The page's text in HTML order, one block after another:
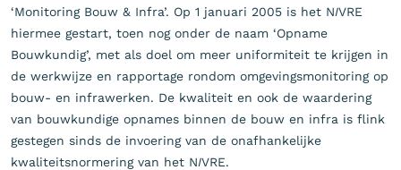
‘Monitoring Bouw & Infra’. Op 1 januari 2005 is het NIVRE
hiermee gestart, toen nog onder de naam ‘Opname
Bouwkundig’, met als doel om meer uniformiteit te krijgen in
de werkwijze en rapportage rondom omgevingsmonitoring op
bouw- en infrawerken. De kwaliteit en ook de waardering
van bouwkundige opnames binnen de bouw en infra is flink
gestegen sinds de invoering van de onafhankelijke
kwaliteitsnormering van het NIVRE.